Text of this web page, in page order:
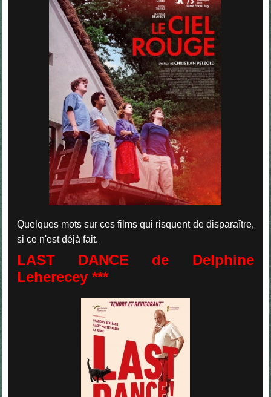
Quelques mots sur ces films qui risquent de disparaître,
si ce n'est déjà fait.
LAST DANCE de Delphine
Leherecey ***